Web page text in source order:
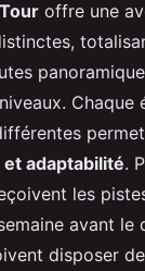
offre une
Chaque
adaptabilité.
les
avant le
disposer